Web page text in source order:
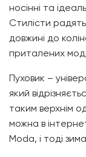
носінні та
Стилісти
довжині до
приталених
Пуховик –
який
таким верхнім
можна в
Moda, і тоді